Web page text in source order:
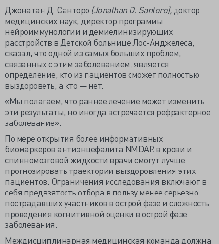
Джонатан Д. Санторо (Jonathan D. Santoro), доктор
медицинских наук, директор программы
нейроиммунологии и демиелинизирующих
расстройств в Детской больнице Лос-Анджелеса,
сказал, что одной из самых больших проблем,
связанных с этим заболеванием, является
определение, кто из пациентов сможет полностью
выздороветь, а кто — нет.
«Мы полагаем, что раннее лечение может изменить
эти результаты, но иногда встречается рефрактерное
заболевание».
По мере открытия более информативных
биомаркеров антиэнцефалита NMDAR в крови и
спинномозговой жидкости врачи смогут лучше
прогнозировать траектории выздоровления этих
пациентов. Ограничения исследования включают в
себя предвзятость отбора в пользу менее серьезно
пострадавших участников в острой фазе и сложность
проведения когнитивной оценки в острой фазе
заболевания.
Междисциплинарная медицинская команда должна